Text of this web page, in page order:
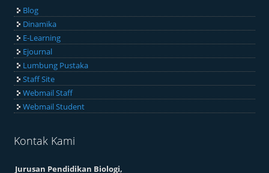
Blog
Dinamika
E-Learning
Ejournal
Lumbung Pustaka
Staff Site
Webmail Staff
Webmail Student
Kontak Kami
Jurusan Pendidikan Biologi,